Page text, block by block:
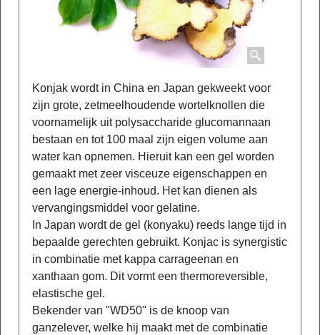
Konjak wordt in China en Japan gekweekt voor
zijn grote, zetmeelhoudende wortelknollen die
voornamelijk uit polysaccharide glucomannaan
bestaan en tot 100 maal zijn eigen volume aan
water kan opnemen. Hieruit kan een gel worden
gemaakt met zeer visceuze eigenschappen en
een lage energie-inhoud. Het kan dienen als
vervangingsmiddel voor gelatine.
In Japan wordt de gel (konyaku) reeds lange tijd in
bepaalde gerechten gebruikt. Konjac is synergistic
in combinatie met kappa carrageenan en
xanthaan gom. Dit vormt een thermoreversible,
elastische gel.
Bekender van "WD50" is de knoop van
ganzelever, welke hij maakt met de combinatie